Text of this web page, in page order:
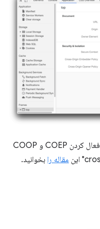
برای کسب اطلاعات بیشتر در مورد نحوه فعال کردن COEP و COOP
مقاله را بخوانید.